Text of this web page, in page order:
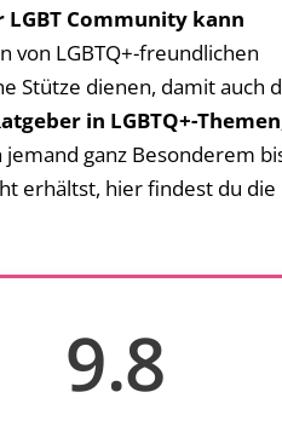
Community kann
von LGBTQ+-freundlichen
Stütze dienen, damit auch
in LGBTQ+-
jemand ganz Besonderem
erhältst, hier findest du die
9.8